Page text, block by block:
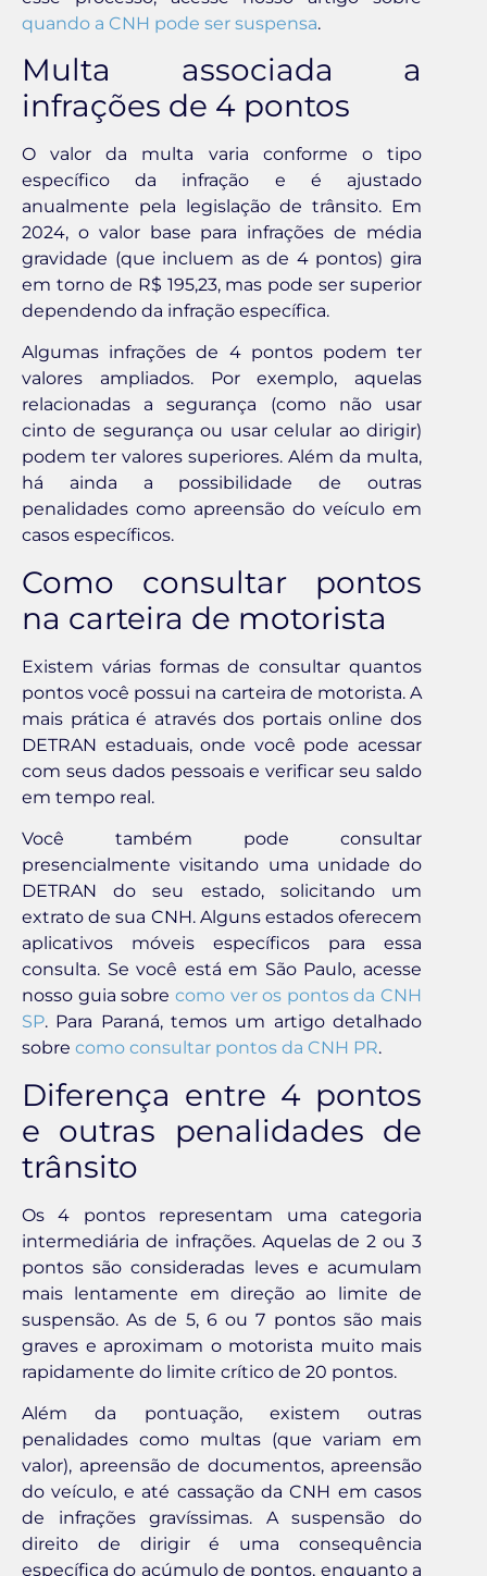
quando a CNH pode ser suspensa.
Multa associada a
infrações de 4 pontos
O valor da multa varia conforme o tipo
específico da infração e é ajustado
anualmente pela legislação de trânsito. Em
2024, o valor base para infrações de média
gravidade (que incluem as de 4 pontos) gira
em torno de R$ 195,23, mas pode ser superior
dependendo da infração específica.
Algumas infrações de 4 pontos podem ter
valores ampliados. Por exemplo, aquelas
relacionadas a segurança (como não usar
cinto de segurança ou usar celular ao dirigir)
podem ter valores superiores. Além da multa,
há ainda a possibilidade de outras
penalidades como apreensão do veículo em
casos específicos.
Como consultar pontos
na carteira de motorista
Existem várias formas de consultar quantos
pontos você possui na carteira de motorista. A
mais prática é através dos portais online dos
DETRAN estaduais, onde você pode acessar
com seus dados pessoais e verificar seu saldo
em tempo real.
Você também pode consultar
presencialmente visitando uma unidade do
DETRAN do seu estado, solicitando um
extrato de sua CNH. Alguns estados oferecem
aplicativos móveis específicos para essa
consulta. Se você está em São Paulo, acesse
nosso guia sobre como ver os pontos da CNH
SP. Para Paraná, temos um artigo detalhado
sobre como consultar pontos da CNH PR.
Diferença entre 4 pontos
e outras penalidades de
trânsito
Os 4 pontos representam uma categoria
intermediária de infrações. Aquelas de 2 ou 3
pontos são consideradas leves e acumulam
mais lentamente em direção ao limite de
suspensão. As de 5, 6 ou 7 pontos são mais
graves e aproximam o motorista muito mais
rapidamente do limite crítico de 20 pontos.
Além da pontuação, existem outras
penalidades como multas (que variam em
valor), apreensão de documentos, apreensão
do veículo, e até cassação da CNH em casos
de infrações gravíssimas. A suspensão do
direito de dirigir é uma consequência
específica do acúmulo de pontos, enquanto a